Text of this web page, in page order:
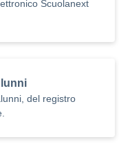
Scuolanext
del registro